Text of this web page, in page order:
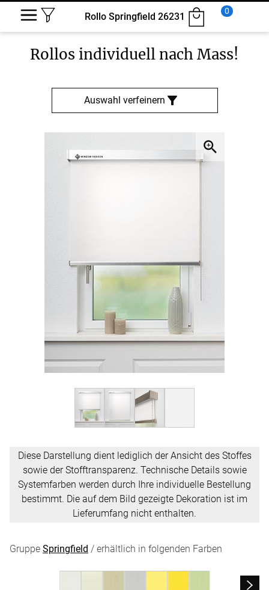
Rollo Springfield 26231
0
Rollos individuell nach Mass!
Auswahl verfeinern
Diese Darstellung dient lediglich der Ansicht des Stoffes
sowie der Stofftransparenz. Technische Details sowie
Systemfarben werden durch Ihre individuelle Bestellung
bestimmt. Die auf dem Bild gezeigte Dekoration ist im
Lieferumfang nicht enthalten.
Gruppe Springfield / erhältlich in folgenden Farben